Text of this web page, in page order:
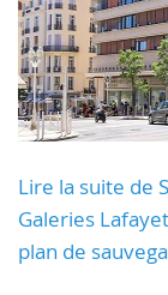
Lire la suite de
Galeries
plan de